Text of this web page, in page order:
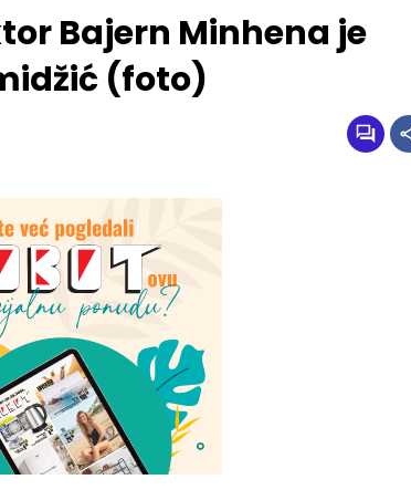
Bajern Minhena je
(foto)